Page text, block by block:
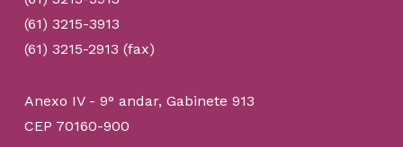
(61) 3215-3913
(61) 3215-2913 (fax)
Anexo IV - 9° andar, Gabinete 913
CEP 70160-900